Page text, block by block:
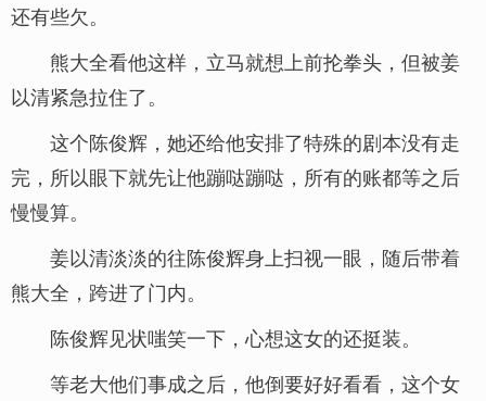
还有些欠。
熊大全看他这样，立马就想上前抡拳头，但被姜
以清紧急拉住了。
这个陈俊辉，她还给他安排了特殊的剧本没有走
完，所以眼下就先让他蹦哒蹦哒，所有的账都等之后
慢慢算。
姜以清淡淡的往陈俊辉身上扫视一眼，随后带着
熊大全，跨进了门内。
陈俊辉见状嗤笑一下，心想这女的还挺装。
等老大他们事成之后，他倒要好好看看，这个女